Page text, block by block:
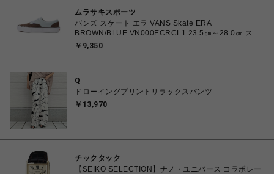
ムラサキスポーツ
バンズ スケート エラ VANS Skate ERA
BROWN/BLUE VN000ECRCL1 23.5㎝～28.0㎝ スニ
ーカー メンズ レディース シューズ 0198266445786
￥9,350
Q
ドローイングプリントリラックスパンツ
￥13,970
チックタック
【SEIKO SELECTION】ナノ・ユニバース コラボレー